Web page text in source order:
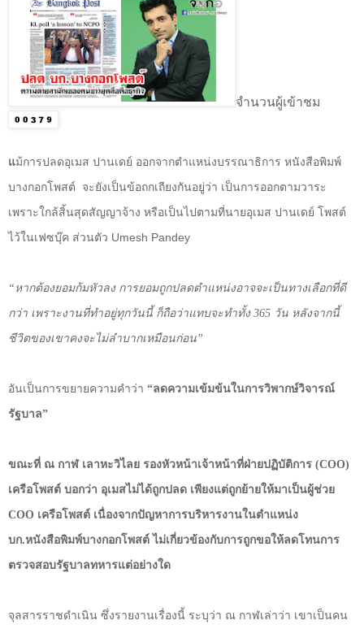
จำนวนผู้เข้าชม
แม้การปลดอุเมส ปานเดย์ ออกจากตำแหน่งบรรณาธิการ หนังสือพิมพ์
บางกอกโพสต์ จะยังเป็นข้อถกเถียงกันอยู่ว่า เป็นการออกตามวาระ
เพราะใกล้สิ้นสุดสัญญาจ้าง หรือเป็นไปตามที่นายอุเมส ปานเดย์ โพสต์
ไว้ในเฟซบุ๊ค ส่วนตัว Umesh Pandey
“หากต้องยอมก้มหัวลง การยอมถูกปลดตำแหน่งอาจจะเป็นทางเลือกที่ดี
กว่า เพราะงานที่ทำอยู่ทุกวันนี้ ก็ถือว่าแทบจะทำทั้ง 365 วัน หลังจากนี้
ชีวิตของเขาคงจะไม่ลำบากเหมือนก่อน”
อันเป็นการขยายความคำว่า “ลดความเข้มข้นในการวิพากษ์วิจารณ์
รัฐบาล”
ขณะที่ ณ กาฬ เลาหะวิไลย รองหัวหน้าเจ้าหน้าที่ฝ่ายปฏิบัติการ (COO)
เครือโพสต์ บอกว่า อุเมสไม่ได้ถูกปลด เพียงแต่ถูกย้ายให้มาเป็นผู้ช่วย
COO เครือโพสต์ เนื่องจากปัญหาการบริหารงานในตำแหน่ง
บก.หนังสือพิมพ์บางกอกโพสต์ ไม่เกี่ยวข้องกับการถูกขอให้ลดโทนการ
ตรวจสอบรัฐบาลทหารแต่อย่างใด
จุลสารราชดำเนิน ซึ่งรายงานเรื่องนี้ ระบุว่า ณ กาฬเล่าว่า เขาเป็นคน